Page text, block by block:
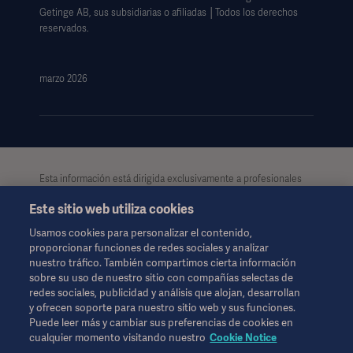
Getinge AB, sus subsidiarias o afiliadas │Todos los derechos
reservados.
marzo 2026
Esta información está dirigida exclusivamente a profesionales
únicamente carácter informativo. Dicha información no es
exhaustiva y por lo tanto, no debe considerarse como reemplazo
de las instrucciones de uso, manual de usuario o consejo
médico. Getinge no se hace responsable del uso ilegal,
indebido o por la manipulación de los contenidos e
informaciones de esta página. Tanto el acceso a la información
como el uso que pueda hacerse de la misma, y su contenido
será exclusivamente responsabilidad del usuario.
Es posible que alguna terapia, solución o producto mencionado
Este sitio web utiliza cookies
Usamos cookies para personalizar el contenido,
proporcionar funciones de redes sociales y analizar
nuestro tráfico. También compartimos cierta información
sobre su uso de nuestro sitio con compañías selectas de
redes sociales, publicidad y análisis que alojan, desarrollan
y ofrecen soporte para nuestro sitio web y sus funciones.
Puede leer más y cambiar sus preferencias de cookies en
cualquier momento visitando nuestro Cookie Notice